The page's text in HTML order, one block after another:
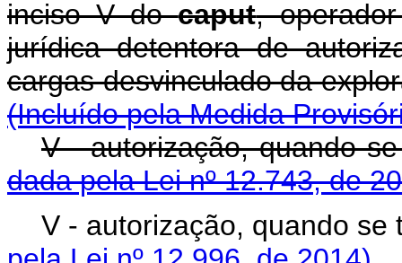
inciso V docaput,
jurídica detentora de
cargas desvinculado
(Incluído pela Medida
V - autorização,
dada pela Lei nº 12.743, de
V - autorização,